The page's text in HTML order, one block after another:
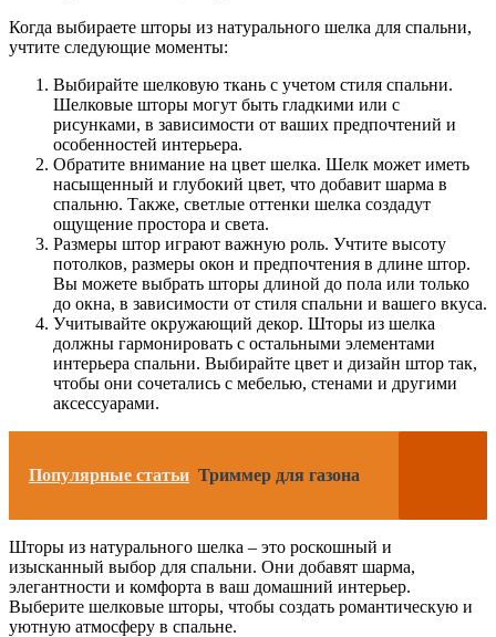
Когда выбираете шторы из натурального шелка для спальни,
учтите следующие моменты:
Выбирайте шелковую ткань с учетом стиля спальни.
Шелковые шторы могут быть гладкими или с
рисунками, в зависимости от ваших предпочтений и
особенностей интерьера.
Обратите внимание на цвет шелка. Шелк может иметь
насыщенный и глубокий цвет, что добавит шарма в
спальню. Также, светлые оттенки шелка создадут
ощущение простора и света.
Размеры штор играют важную роль. Учтите высоту
потолков, размеры окон и предпочтения в длине штор.
Вы можете выбрать шторы длиной до пола или только
до окна, в зависимости от стиля спальни и вашего вкуса.
Учитывайте окружающий декор. Шторы из шелка
должны гармонировать с остальными элементами
интерьера спальни. Выбирайте цвет и дизайн штор так,
чтобы они сочетались с мебелью, стенами и другими
аксессуарами.
Популярные статьи Триммер для газона
Шторы из натурального шелка – это роскошный и
изысканный выбор для спальни. Они добавят шарма,
элегантности и комфорта в ваш домашний интерьер.
Выберите шелковые шторы, чтобы создать романтическую и
уютную атмосферу в спальне.